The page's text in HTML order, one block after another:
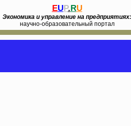
EUP.RU
Экономика и управление на предприятиях:
научно-образовательный портал